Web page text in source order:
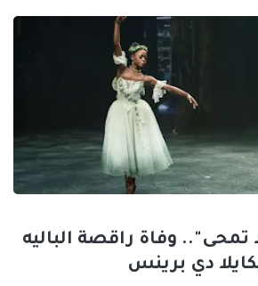
وفاة راقصة الباليه
دي برينس